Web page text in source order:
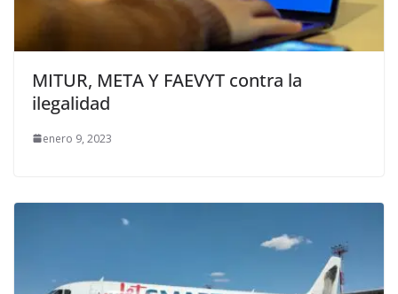
MITUR, META Y FAEVYT contra la
ilegalidad
enero 9, 2023